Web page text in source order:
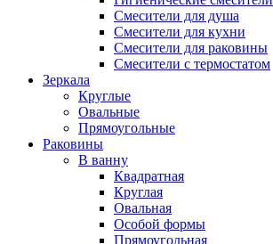
Смесители для душа
Смесители для кухни
Смесители для раковины
Смесители с термостатом
Зеркала
Круглые
Овальные
Прямоугольные
Раковины
В ванну
Квадратная
Круглая
Овальная
Особой формы
Прямоугольная